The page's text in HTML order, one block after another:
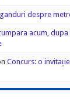
despre
acum,
Concurs: o